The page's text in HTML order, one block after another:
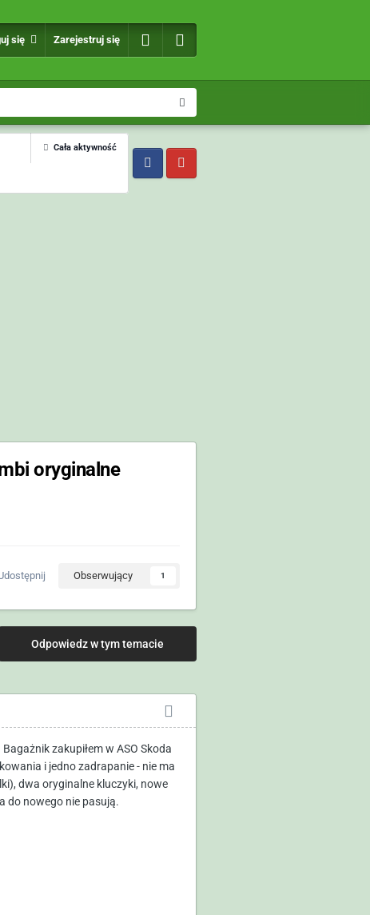
się Zarejestruj się
Cała aktywność
oryginalne
Obserwujący 1
Odpowiedz w tym temacie
zakupiłem w ASO Skoda
i jedno zadrapanie - nie ma
dwa oryginalne kluczyki, nowe
do nowego nie pasują.